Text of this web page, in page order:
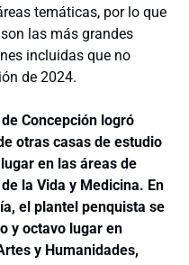
temáticas, por lo que
las más grandes
incluidas que no
de 2024.
Concepción logró
otras casas de estudio
en las áreas de
la Vida y Medicina. En
el plantel penquista se
y octavo lugar en
y Humanidades,